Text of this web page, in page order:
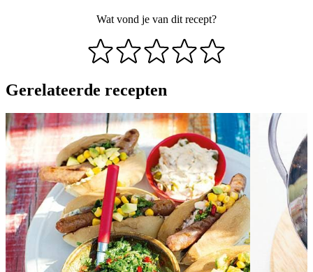
Wat vond je van dit recept?
Gerelateerde recepten